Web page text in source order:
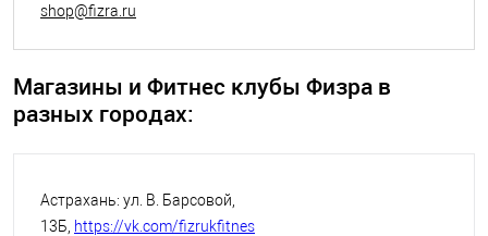
shop@fizra.ru
Магазины и Фитнес клубы Физра в
разных городах:
Астрахань: ул. В. Барсовой,
13Б, https://vk.com/fizrukfitnes